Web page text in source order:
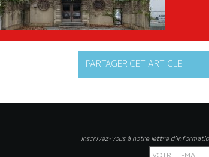
PARTAGER CET ARTICLE
Inscrivez-vous à notre lettre